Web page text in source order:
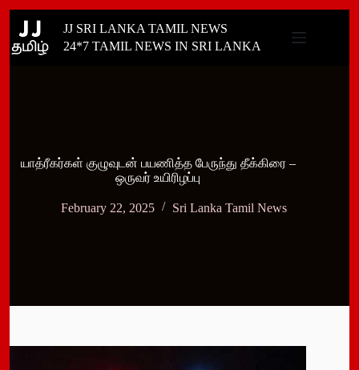
content
JJ SRI LANKA TAMIL NEWS
24*7 TAMIL NEWS IN SRI LANKA
யாத்ரீகர்கள் குழுவுடன் பயணித்த பேருந்து தீக்கிரை –
ஒருவர் உயிரிழப்பு
February 22, 2025 Sri Lanka Tamil News